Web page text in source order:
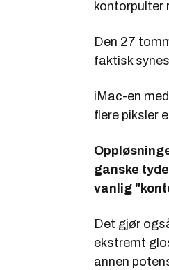
Windows
Minne:
Grafikk:
HDD:5,9
kontorpulter
Den 27
faktisk
iMac-en
flere piksler
ganske
vanlig
Det gjør
ekstremt
annen